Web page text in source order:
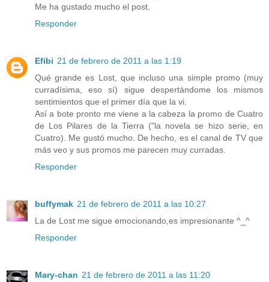
Me ha gustado mucho el post.
Responder
Efibi 21 de febrero de 2011 a las 1:19
Qué grande es Lost, que incluso una simple promo (muy
curradísima, eso sí) sigue despertándome los mismos
sentimientos que el primer día que la vi.
Así a bote pronto me viene a la cabeza la promo de Cuatro
de Los Pilares de la Tierra ("la novela se hizo serie, en
Cuatro). Me gustó mucho. De hecho, es el canal de TV que
más veo y sus promos me parecen muy curradas.
Responder
buffymak 21 de febrero de 2011 a las 10:27
La de Lost me sigue emocionando,es impresionante ^_^
Responder
Mary-chan 21 de febrero de 2011 a las 11:20